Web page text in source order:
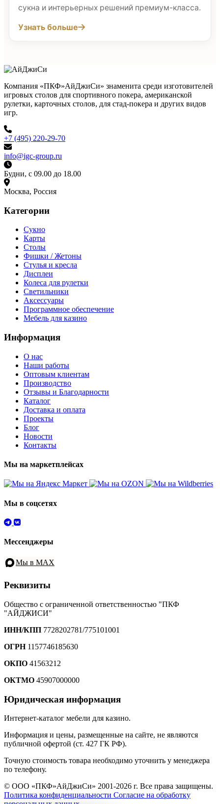
сукна и интерьерных решений премиум-класса.
Узнать больше
Компания «ПКФ»АйДжиСи» знаменита среди изготовителей
игровых столов для спортивного покера, американской
рулетки, карточных столов, для стад-покера и других видов
игр.
+7 (495) 220-29-70
info@igc-group.ru
Будни, с 09.00 до 18.00
Москва, Россия
Категории
Сукно
Карты
Столы
Фишки / Жетоны
Стулья и кресла
Дисплеи
Колеса для рулетки
Светильники
Аксессуары
Программное обеспечение
Мебель для казино
Информация
О нас
Наши работы
Оптовым клиентам
Производство
Отзывы и Благодарности
Каталог
Доставка и оплата
Проекты
Блог
Новости
Контакты
Мы на маркетплейсах
Мы в соцсетях
Мессенджеры
Мы в MAX
Реквизиты
Общество с ограниченной ответственностью "ПКФ
"АЙДЖИСИ"
ИНН/КПП 7728202781/775101001
ОГРН1157746185630
ОКПО 41563212
ОКТМО 45907000000
Юридическая информация
Интернет-каталог мебели для казино.
Информация и цены, размещенные на сайте, не являются
публичной офертой (ст. 427 ГК РФ).
Точную стоимость товара необходимо уточнить у менеджера
по телефону.
© ООО «ПКФ»АйДжиСи» 2001-2026 г. Все права защищены.
Политика конфиденциальности Согласие на обработку